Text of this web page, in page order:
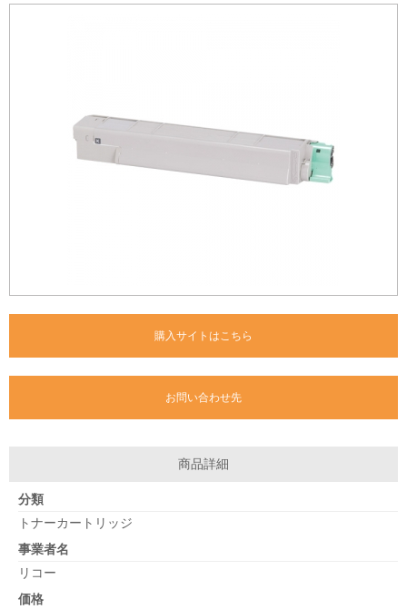
購入サイトはこちら
お問い合わせ先
商品詳細
分類
トナーカートリッジ
事業者名
リコー
価格